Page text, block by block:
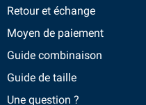
Retour et échange
Moyen de paiement
Guide combinaison
Guide de taille
Une question ?